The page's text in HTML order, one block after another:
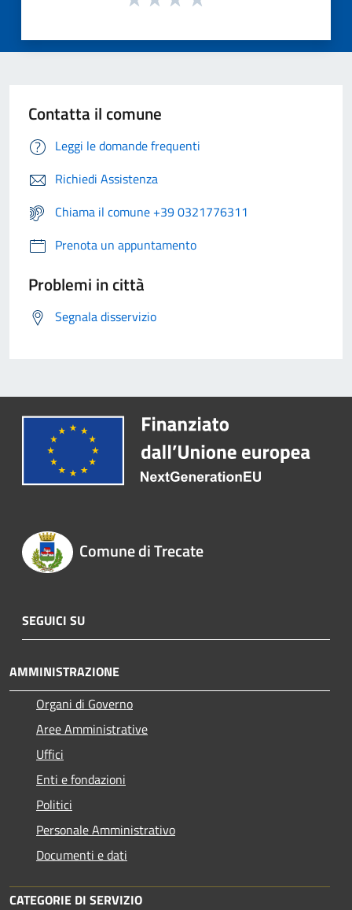
Contatta il comune
Leggi le domande frequenti
Richiedi Assistenza
Chiama il comune +39 0321776311
Prenota un appuntamento
Problemi in città
Segnala disservizio
Comune di Trecate
SEGUICI SU
AMMINISTRAZIONE
Organi di Governo
Aree Amministrative
Uffici
Enti e fondazioni
Politici
Personale Amministrativo
Documenti e dati
CATEGORIE DI SERVIZIO